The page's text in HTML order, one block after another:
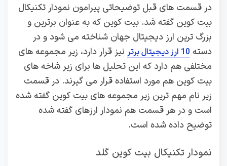
در قسمت های قبل توضیحاتی پیرامون نمودار تکنیکال
بیت کوین گفته شد. بیت کوین که به عنوان برترین و
بزرگ ترین ارز دیجیتال جهان شناخته می شود و در
دسته 10 ارز دیجیتال برتر
نیز قرار دارد، زیر مجموعه های
مختلفی هم دارد که این تحلیل ها برای زیر شاخه های
بیت کوین هم مورد استفاده قرار می گیرند. در قسمت
زیر نام مهم ترین زیر مجموعه های بیت کوین گفته شده
است و در هر قسمت هم نمودار ارزهای گفته شده
توضیح داده شده است.
نمودار تکنیکال بیت کوین گلد